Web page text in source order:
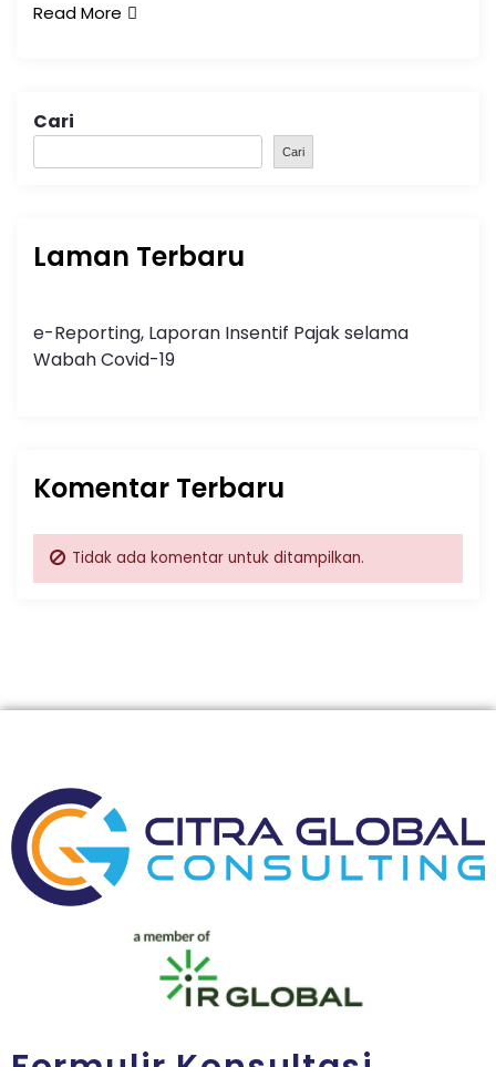
Read More
Cari
Cari
Laman Terbaru
e-Reporting, Laporan Insentif Pajak selama
Wabah Covid-19
Komentar Terbaru
Tidak ada komentar untuk ditampilkan.